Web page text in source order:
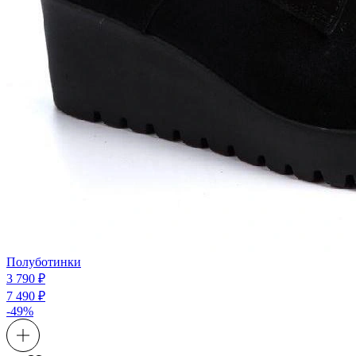
Полуботинки
3 790 ₽
7 490 ₽
-49%